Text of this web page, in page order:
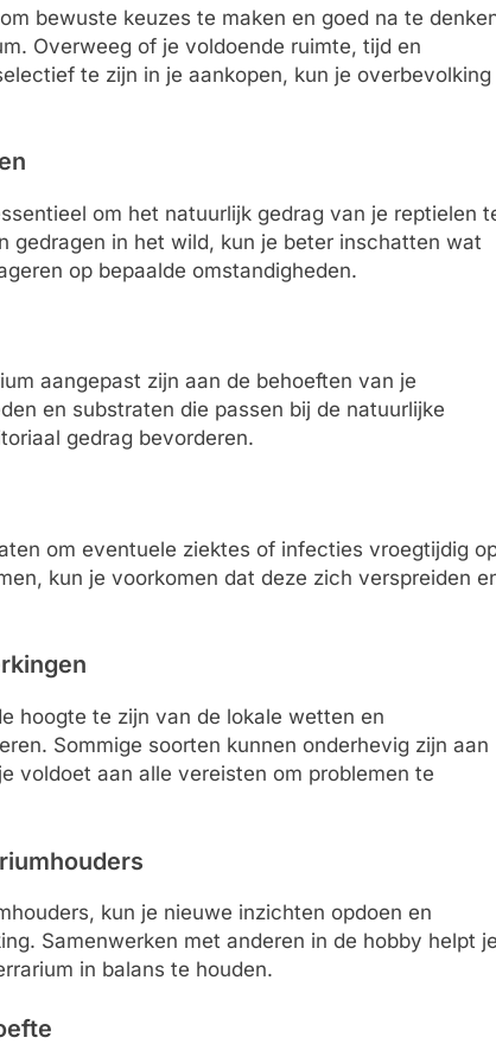
bewuste keuzes te maken en goed na te
Overweeg of je voldoende ruimte, tijd en
te zijn in je aankopen, kun je overbevolking
om het natuurlijk gedrag van je reptielen
gedragen in het wild, kun je beter inschatten wat
op bepaalde omstandigheden.
aangepast zijn aan de behoeften van je
en substraten die passen bij de natuurlijke
gedrag bevorderen.
om eventuele ziektes of infecties vroegtijdig
kun je voorkomen dat deze zich verspreiden
hoogte te zijn van de lokale wetten en
Sommige soorten kunnen onderhevig zijn aan
voldoet aan alle vereisten om problemen te
kun je nieuwe inzichten opdoen en
Samenwerken met anderen in de hobby helpt
in balans te houden.